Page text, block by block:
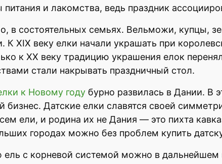
и лакомства, ведь праздник
в состоятельных семьях. Вельможи, купцы,
XIX веку елки начали украшать при
к XX веку традицию украшения елок
стали накрывать праздничный стол.
к Новому году бурно развилась в Дании. В
Датские елки славятся своей
ели, и родина их не Дания — это пихта
городах можно без проблем купить
ель с корневой системой можно в